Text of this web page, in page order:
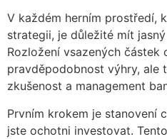
V každém herním prostředí,
strategii, je důležité mít
Rozložení vsazených částek
pravděpodobnost výhry, ale
zkušenost a management
Prvním krokem je stanovení
jste ochotni investovat.